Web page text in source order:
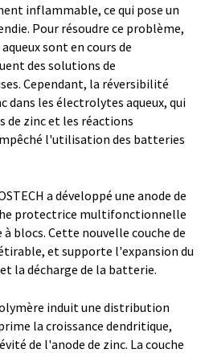
inflammable, ce qui pose un
Pour résoudre ce problème,
sont en cours de
des solutions de
Cependant, la réversibilité
dans les électrolytes aqueux, qui
de zinc et les réactions
l'utilisation des batteries
a développé une anode de
protectrice multifonctionnelle
blocs. Cette nouvelle couche de
et supporte l'expansion du
la décharge de la batterie.
induit une distribution
la croissance dendritique,
de l'anode de zinc. La couche